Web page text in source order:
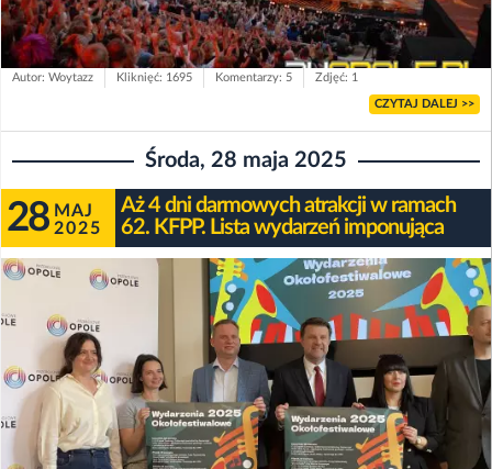
Autor: Woytazz Kliknięć: 1695 Komentarzy: 5 Zdjęć: 1
CZYTAJ DALEJ >>
Środa, 28 maja 2025
28 MAJ
2025
Aż 4 dni darmowych atrakcji w ramach
62. KFPP. Lista wydarzeń imponująca